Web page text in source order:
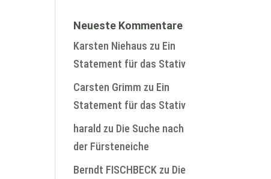
Neueste Kommentare
Karsten Niehaus zu Ein
Statement für das Stativ
Carsten Grimm zu Ein
Statement für das Stativ
harald zu Die Suche nach
der Fürsteneiche
Berndt FISCHBECK zu Die